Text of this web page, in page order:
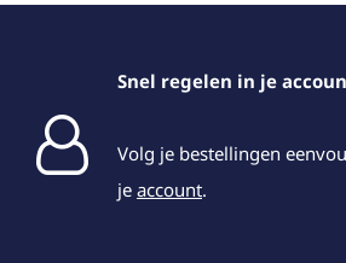
Snel regelen in je
Volg je bestellingen
je account.